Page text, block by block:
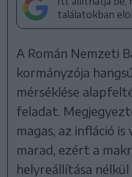
találatokban
A Román Nemzeti
kormányzója
mérséklése
feladat.
magas, az infláció
marad, ezért a
helyreállítása